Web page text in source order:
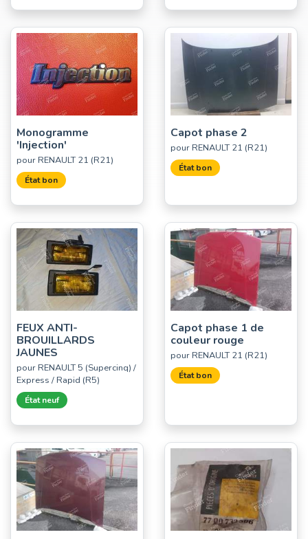
Monogramme
'Injection'
pour RENAULT 21 (R21)
État bon
Capot phase 2
pour RENAULT 21 (R21)
État bon
FEUX ANTI-
BROUILLARDS
JAUNES
pour RENAULT 5 (Supercinq) /
Express / Rapid (R5)
État neuf
Capot phase 1 de
couleur rouge
pour RENAULT 21 (R21)
État bon